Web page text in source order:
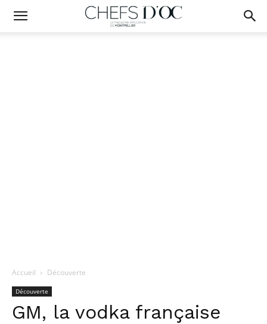
Accueil Découverte
Découverte
GM, la vodka française